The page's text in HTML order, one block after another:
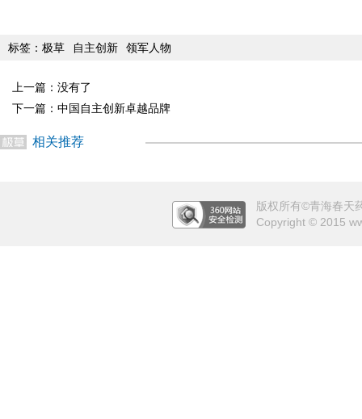
标签： 极草 自主创新 领军人物
上一篇：没有了
下一篇： 中国自主创新卓越品牌
相关推荐
版权所有©青海春天
Copyright © 2015